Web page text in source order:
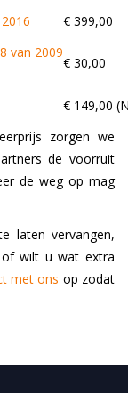
€ 399,00
van 2009
€ 30,00
€ 149,00
zorgen we
de voorruit
de weg op mag
laten vervangen,
wilt u wat extra
met ons op zodat